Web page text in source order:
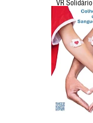
VR Solidário